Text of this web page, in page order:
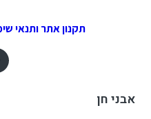
תקנון אתר ותנאי
אבני חן